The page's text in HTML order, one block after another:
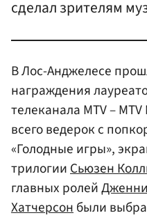
сделал зрителям
В Лос-Анджелесе
награждения
телеканала MTV –
всего ведерок с
«Голодные игры»,
трилогииСьюзен
главных ролей
Хатчерсонбыли